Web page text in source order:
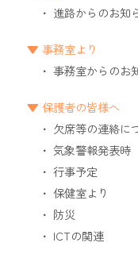
進路からのお知
事務室より
事務室からのお
保護者の皆様へ
欠席等の連絡に
気象警報発表時
行事予定
保健室より
防災
ICTの関連